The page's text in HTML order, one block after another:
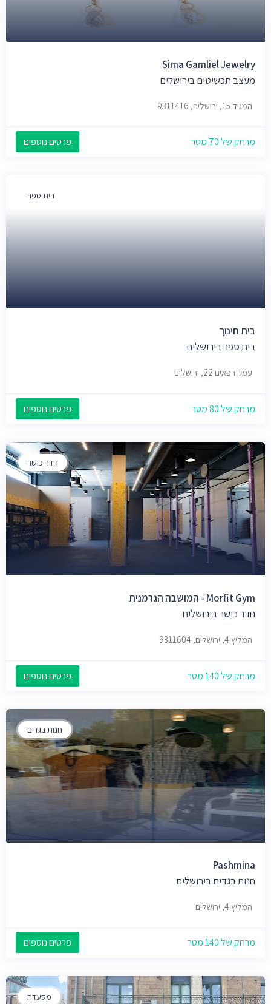
Sima Gamliel Jewelry
מעצב תכשיטים בירושלים
המגיד 15, ירושלים, 9311416
מרחק של 70 מטר פרטים נוספים
בית ספר
בית חינוך
בית ספר בירושלים
עמק רפאים 22, ירושלים
מרחק של 80 מטר פרטים נוספים
חדר כושר
Morfit Gym - המושבה הגרמנית
חדר כושר בירושלים
המליץ 4, ירושלים, 9311604
מרחק של 140 מטר פרטים נוספים
חנות בגדים
Pashmina
חנות בגדים בירושלים
המליץ 4, ירושלים
מרחק של 140 מטר פרטים נוספים
מסעדה